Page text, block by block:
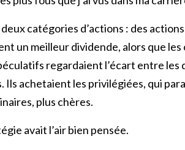
catégories d’actions : des
un meilleur dividende, alors que
regardaient l’écart entre les
Ils achetaient les privilégiées, qui
plus chères.
avait l’air bien pensée.